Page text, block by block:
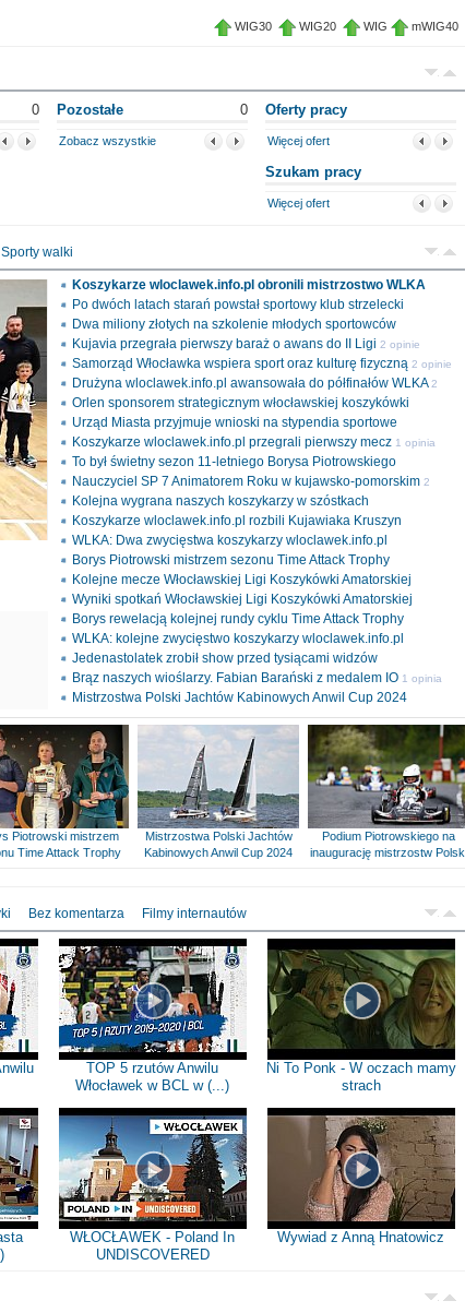
WIG30 WIG20 WIG mWIG40
0 Pozostałe 0
Zobacz wszystkie
Oferty pracy
Więcej ofert
Szukam pracy
Więcej ofert
Sporty walki
Koszykarze wloclawek.info.pl obronili mistrzostwo WLKA
Po dwóch latach starań powstał sportowy klub strzelecki
Dwa miliony złotych na szkolenie młodych sportowców
Kujavia przegrała pierwszy baraż o awans do II Ligi 2 opinie
Samorząd Włocławka wspiera sport oraz kulturę fizyczną 2 opinie
Drużyna wloclawek.info.pl awansowała do półfinałów WLKA 2
opinie
Orlen sponsorem strategicznym włocławskiej koszykówki
Urząd Miasta przyjmuje wnioski na stypendia sportowe
Koszykarze wloclawek.info.pl przegrali pierwszy mecz 1 opinia
To był świetny sezon 11-letniego Borysa Piotrowskiego
Nauczyciel SP 7 Animatorem Roku w kujawsko-pomorskim 2
opinie
Kolejna wygrana naszych koszykarzy w szóstkach
Koszykarze wloclawek.info.pl rozbili Kujawiaka Kruszyn
WLKA: Dwa zwycięstwa koszykarzy wloclawek.info.pl
Borys Piotrowski mistrzem sezonu Time Attack Trophy
Kolejne mecze Włocławskiej Ligi Koszykówki Amatorskiej
Wyniki spotkań Włocławskiej Ligi Koszykówki Amatorskiej
Borys rewelacją kolejnej rundy cyklu Time Attack Trophy
WLKA: kolejne zwycięstwo koszykarzy wloclawek.info.pl
Jedenastolatek zrobił show przed tysiącami widzów
Brąz naszych wioślarzy. Fabian Barański z medalem IO 1 opinia
Mistrzostwa Polski Jachtów Kabinowych Anwil Cup 2024
Piotrowski mistrzem
Time Attack Trophy
Mistrzostwa Polski Jachtów
Kabinowych Anwil Cup 2024
Podium Piotrowskiego na
inaugurację mistrzostw Polski
Bez komentarza Filmy internautów
TOP 5 rzutów Anwilu
Włocławek w BCL w (...)
Ni To Ponk - W oczach mamy
strach
WŁOCŁAWEK - Poland In
UNDISCOVERED
Wywiad z Anną Hnatowicz